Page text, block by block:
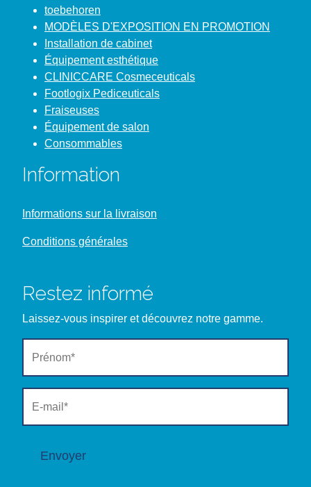
toebehoren
MODÈLES D'EXPOSITION EN PROMOTION
Installation de cabinet
Équipement esthétique
CLINICCARE Cosmeceuticals
Footlogix Pediceuticals
Fraiseuses
Équipement de salon
Consommables
Information
Informations sur la livraison
Conditions générales
Restez informé
Laissez-vous inspirer et découvrez notre gamme.
Envoyer